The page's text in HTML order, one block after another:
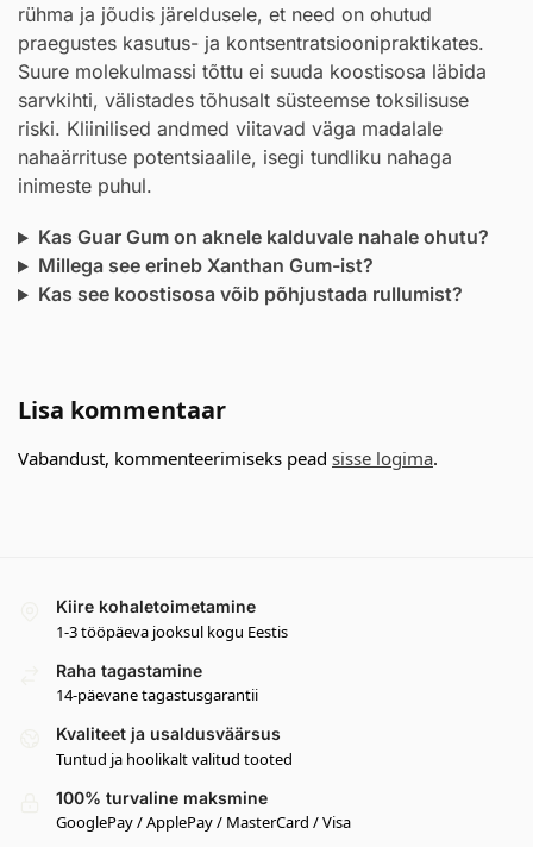
rühma ja jõudis järeldusele, et need on ohutud
praegustes kasutus- ja kontsentratsioonipraktikates.
Suure molekulmassi tõttu ei suuda koostisosa läbida
sarvkihti, välistades tõhusalt süsteemse toksilisuse
riski. Kliinilised andmed viitavad väga madalale
nahaärrituse potentsiaalile, isegi tundliku nahaga
inimeste puhul.
Kas Guar Gum on aknele kalduvale nahale ohutu?
Millega see erineb Xanthan Gum-ist?
Kas see koostisosa võib põhjustada rullumist?
Lisa kommentaar
Vabandust, kommenteerimiseks pead sisse logima.
Kiire kohaletoimetamine
1-3 tööpäeva jooksul kogu Eestis
Raha tagastamine
14-päevane tagastusgarantii
Kvaliteet ja usaldusväärsus
Tuntud ja hoolikalt valitud tooted
100% turvaline maksmine
GooglePay / ApplePay / MasterCard / Visa